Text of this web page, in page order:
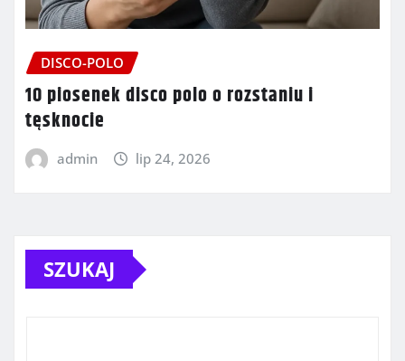
DISCO-POLO
10 piosenek disco polo o rozstaniu i
tęsknocie
admin lip 24, 2026
SZUKAJ